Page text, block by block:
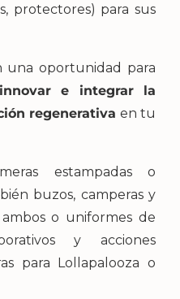
protectores) para sus
una oportunidad para
e integrar la
regenerativa en tu
estampadas o
buzos, camperas y
o uniformes de
y acciones
para Lollapalooza o